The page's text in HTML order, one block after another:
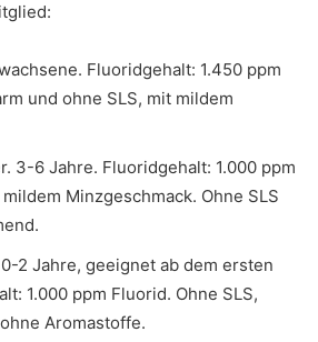
Fluoridgehalt: 1.450 ppm
und ohne SLS, mit mildem
3-6 Jahre. Fluoridgehalt: 1.000 ppm
Minzgeschmack. Ohne SLS
2 Jahre, geeignet ab dem ersten
1.000 ppm Fluorid. Ohne SLS,
Aromastoffe.